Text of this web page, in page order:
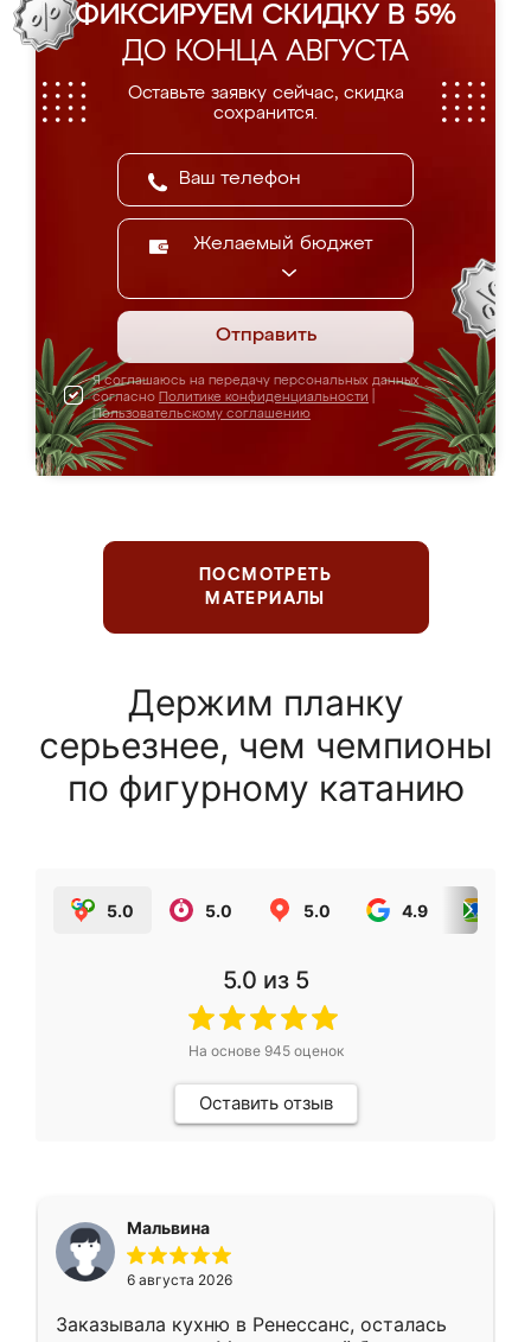
ФИКСИРУЕМ СКИДКУ В 5%
ДО КОНЦА АВГУСТА
Оставьте заявку сейчас, скидка
сохранится.
Желаемый бюджет
Отправить
Я соглашаюсь на передачу персональных данных
согласно Политике конфиденциальности
Пользовательскому соглашению
ПОСМОТРЕТЬ
МАТЕРИАЛЫ
Держим планку
серьезнее, чем чемпионы
по фигурному катанию
5.0 5.0 5.0 4.9
5.0 из 5
На основе 945оценок
Оставить отзыв
Мальвина
6 августа 2026
Заказывала кухню в Ренессанс, осталась